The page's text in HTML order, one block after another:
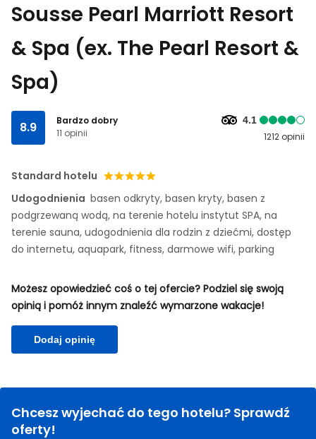
Sousse Pearl Marriott Resort
& Spa (ex. The Pearl Resort &
Spa)
8.9
Bardzo dobry
11 opinii
4.1
1212 opinii
Standard hotelu
Udogodnienia basen odkryty, basen kryty, basen z
podgrzewaną wodą, na terenie hotelu instytut SPA, na
terenie sauna, udogodnienia dla rodzin z dziećmi, dostęp
do internetu, aquapark, fitness, darmowe wifi, parking
Możesz opowiedzieć coś o tej ofercie? Podziel się swoją
opinią i pomóż innym znaleźć wymarzone wakacje!
Dodaj opinię
Chcesz wyjechać do tego hotelu? Sprawdź
oferty!